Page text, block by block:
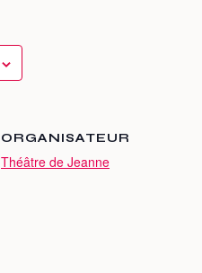
ORGANISATEUR
Théâtre de Jeanne